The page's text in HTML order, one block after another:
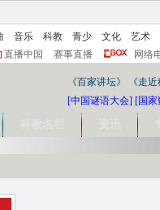
音乐 科教 青少 文化
艺术
直播中国 赛事直播 网络
《百家讲坛》
《走
[中国谜语大会] [国家